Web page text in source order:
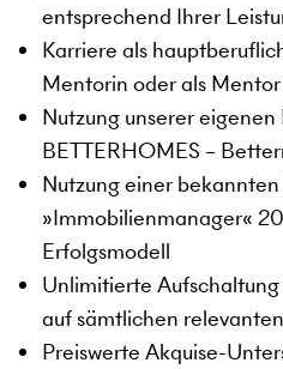
entsprechend Ihrer
Karriere als
Mentorin oder als
Nutzung unserer
BETTERHOMES –
Nutzung einer
»Immobilienmanager«
Erfolgsmodell
Unlimitierte
auf sämtlichen
Preiswerte Akquise-